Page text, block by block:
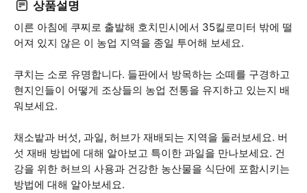
상품설명
이른 아침에 쿠찌로 출발해 호치민시에서 35킬로미터 밖에 떨
어져 있지 않은 이 농업 지역을 종일 투어해 보세요.
쿠치는 소로 유명합니다. 들판에서 방목하는 소떼를 구경하고
현지인들이 어떻게 조상들의 농업 전통을 유지하고 있는지 배
워보세요.
채소밭과 버섯, 과일, 허브가 재배되는 지역을 둘러보세요. 버
섯 재배 방법에 대해 알아보고 특이한 과일을 만나보세요. 건
강을 위한 허브의 사용과 건강한 농산물을 식단에 포함시키는
방법에 대해 알아보세요.